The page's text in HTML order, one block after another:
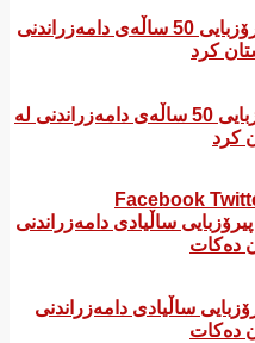
شاندێکی حزبی زەحمەتکێشان پیرۆزبایی 50 ساڵەی دامەزراندنی لە
کرد
Facebook
ساڵیادی دامەزراندنی
دەکات